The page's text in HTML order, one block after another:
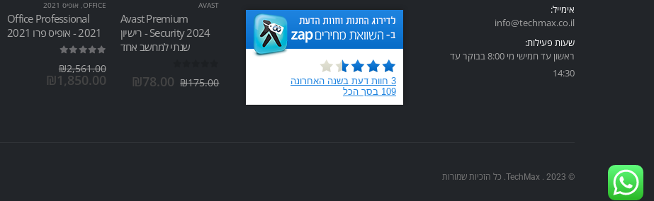
אימייל:
info@techmax.co.il
שעות פעילות:
ראשון עד חמישי מי 8:00 בבוקר עד
14:30
AVAST
Avast Premium
Security 2024 - רישיון
שנתי למחשב אחד
₪175.00
₪78.00
OFFICE
, אופיס 2021
Office Professional
2021 - אופיס פרו 2021
₪2,561.00
₪1,850.00
© TechMax . 2023. כל הזכיות שמורות